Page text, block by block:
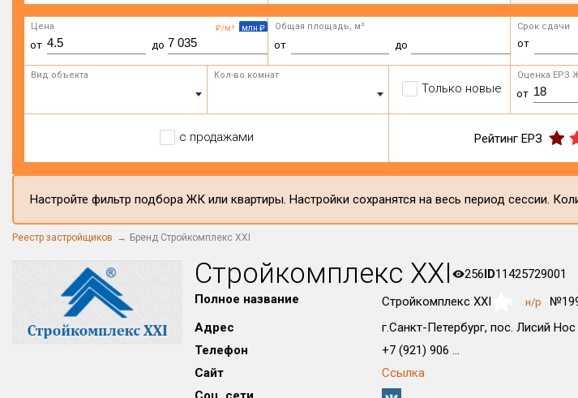
₽/м² млн ₽
Цена
от до
Общая площадь, м²
от до
Срок сдачи
от
Вид объекта Кол-во комнат
Только новые
Оценка ЕРЗ
от
с продажами Рейтинг ЕРЗ
Настройте фильтр подбора ЖК или квартиры. Настройки сохранятся на весь период сессии.
Реестр застройщиков Бренд Стройкомплекс ХХI
Стройкомплекс ХХI 256ID11425729001
Полное название
Стройкомплекс ХХI н/р
Адрес
г.Санкт-Петербург, пос. Лисий
Телефон
+7 (921) 906 ...
Сайт
Ссылка